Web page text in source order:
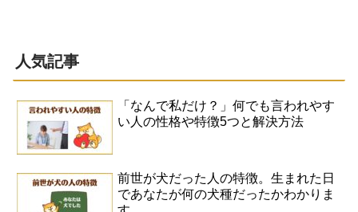
人気記事
「なんで私だけ？」何でも言われやす
い人の性格や特徴5つと解決方法
前世が犬だった人の特徴。生まれた日
であなたが何の犬種だったかわかりま